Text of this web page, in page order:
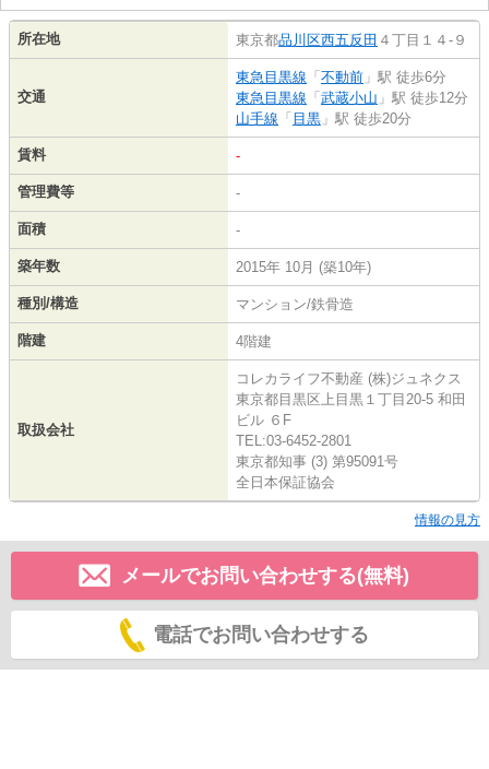
所在地 東京都品川区西五反田 ４丁目１４-９
交通
東急目黒線 「 不動前 」駅 徒歩6分
東急目黒線 「 武蔵小山 」駅 徒歩12分
山手線 「 目黒 」駅 徒歩20分
賃料 -
管理費等 -
面積 -
築年数 2015年 10月 (築10年)
種別/構造 マンション/鉄骨造
階建 4階建
取扱会社
コレカライフ不動産 (株)ジュネクス
東京都目黒区上目黒１丁目20-5 和田
ビル ６F
TEL:03-6452-2801
東京都知事 (3) 第95091号
全日本保証協会
情報の見方
メールでお問い合わせする(無料)
電話でお問い合わせする